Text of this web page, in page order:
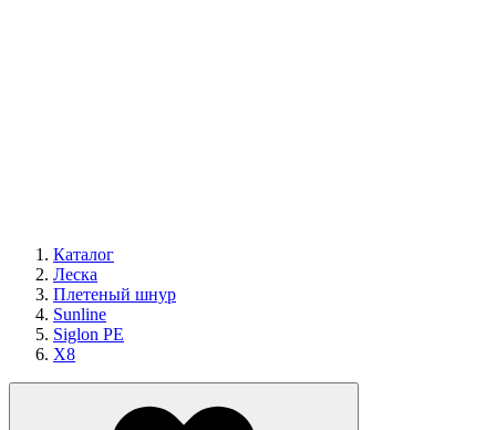
Каталог
Леска
Плетеный шнур
Sunline
Siglon PE
X8